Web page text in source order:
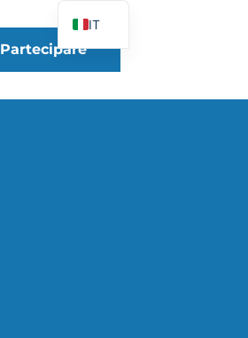
Partecipare
IT
FR